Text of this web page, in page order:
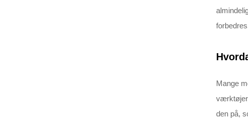
Mange
den på,